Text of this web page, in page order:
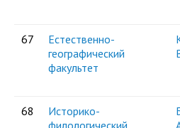
67
Естественно-
географический
факультет
68
Историко-